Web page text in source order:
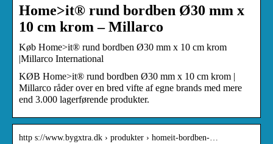
Home>it® rund bordben Ø30 mm x
10 cm krom – Millarco
Køb Home>it® rund bordben Ø30 mm x 10 cm krom
|Millarco International
KØB Home>it® rund bordben Ø30 mm x 10 cm krom |
Millarco råder over en bred vifte af egne brands med mere
end 3.000 lagerførende produkter.
http s://www.bygxtra.dk › produkter › homeit-bordben-…